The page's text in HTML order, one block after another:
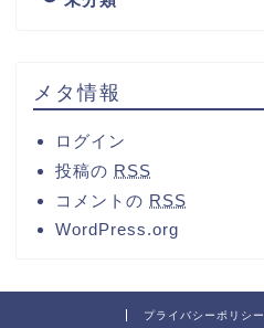
メタ情報
ログイン
投稿の RSS
コメントの RSS
WordPress.org
プライバシーポリシー